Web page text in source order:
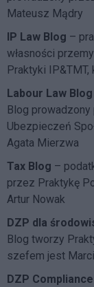
Mateusz Mądry
IP Law Blog –
własności
Praktyki
Labour Law Blog
Blog
Ubezpieczeń
Agata Mierzwa
Tax Blog –
przez Praktykę
Artur Nowak
DZP dla
Blog tworzy
szefem jest
DZP